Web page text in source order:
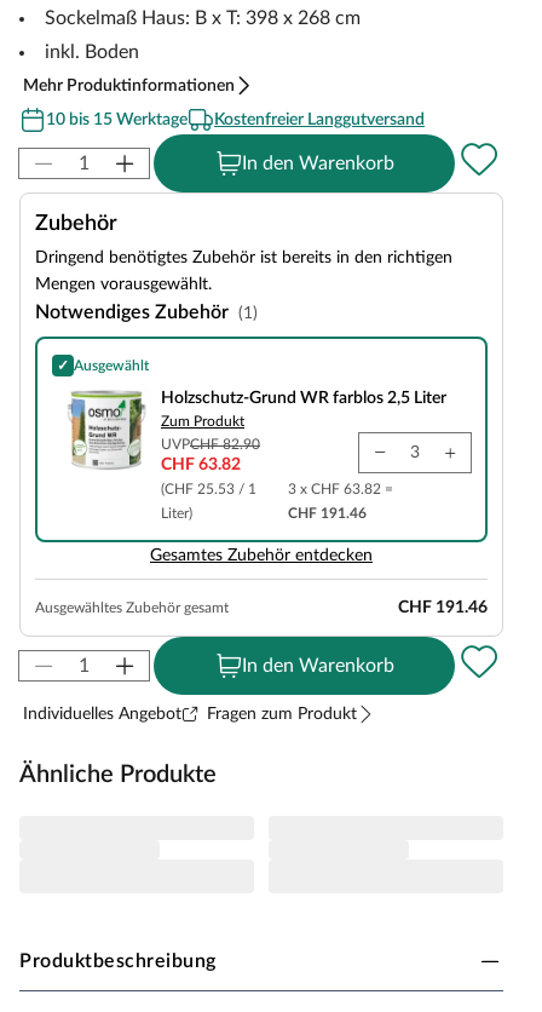
Sockelmaß Haus: B x T: 398 x 268 cm
inkl. Boden
Mehr Produktinformationen
10 bis 15 Werktage
Kostenfreier Langgutversand
In den Warenkorb
Zubehör
Dringend benötigtes Zubehör ist bereits in den richtigen
Mengen vorausgewählt.
Notwendiges Zubehör (1)
✓ Ausgewählt
Holzschutz-Grund WR farblos 2,5 Liter
Holzschutz-Grund WR farblos 2,5 Liter
Zum Produkt
UVPCHF 82.90
CHF 63.82
(CHF 25.53 / 1
Liter)
3 x CHF 63.82 =
CHF 191.46
Gesamtes Zubehör entdecken
Ausgewähltes Zubehör gesamt CHF 191.46
In den Warenkorb
Individuelles Angebot Fragen zum Produkt
Ähnliche Produkte
Produktbeschreibung